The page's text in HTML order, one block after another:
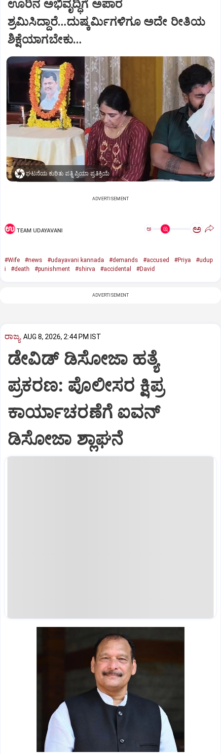
ಊರಿನ ಅಭಿವೃದ್ಧಿಗೆ ಅಪಾರ
ಶ್ರಮಿಸಿದ್ದಾರೆ...ದುಷ್ಕರ್ಮಿಗಳಿಗೂ ಅದೇ ರೀತಿಯ
ಶಿಕ್ಷೆಯಾಗಬೇಕು...
ಘಟನೆಯ ಕುರಿತು ಪತ್ನಿ ಪ್ರಿಯಾ ಪ್ರತಿಕ್ರಿಯೆ
ADVERTISEMENT
TEAM UDAYAVANI ಅ ಅ
#Wife #news #udayavani kannada #demands #accused #Priya
#udup
i
#death #punishment #shirva #accidental #David
ADVERTISEMENT
ರಾಜ್ಯ AUG 8, 2026, 2:44 PM IST
ಡೇವಿಡ್ ಡಿಸೋಜಾ ಹತ್ಯೆ
ಪ್ರಕರಣ: ಪೊಲೀಸರ ಕ್ಷಿಪ್ರ
ಕಾರ್ಯಾಚರಣೆಗೆ ಐವನ್
ಡಿಸೋಜಾ ಶ್ಲಾಘನೆ